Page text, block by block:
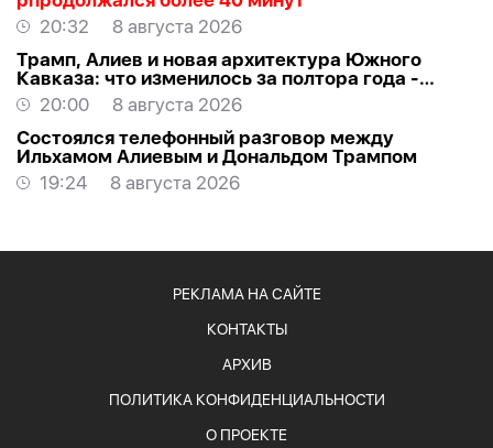
20:32
8 августа 2026
Трамп, Алиев и новая архитектура Южного
Кавказа: что изменилось за полтора года -
ВЗГЛЯД
20:00
8 августа 2026
Состоялся телефонный разговор между
Ильхамом Алиевым и Дональдом Трампом
19:24
8 августа 2026
РЕКЛАМА НА САЙТЕ
КОНТАКТЫ
АРХИВ
ПОЛИТИКА КОНФИДЕНЦИАЛЬНОСТИ
О ПРОЕКТЕ